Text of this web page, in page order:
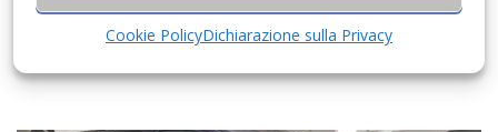
Cookie PolicyDichiarazione sulla Privacy